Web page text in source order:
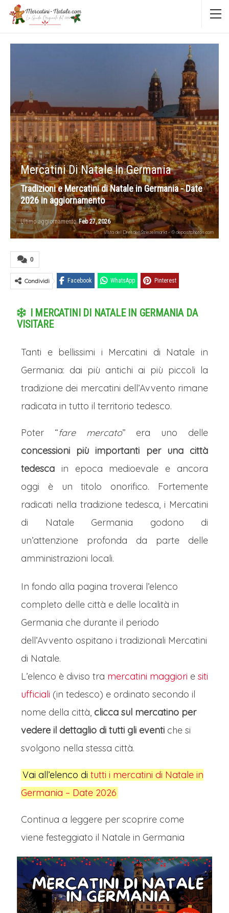
Mercatini Di Natale In Germania
Tradizioni e Mercatini di Natale in Germania - Date
2026 in aggiornamento
Ultimo aggiornamentoFeb 27, 2026
Vista del Dresden Striezelmarkt - © depositphotos.com
0
Condividi Facebook WhatsApp Pinterest
I MERCATINI DI NATALE IN GERMANIA DA
VISITARE
Tanti e bellissimi i Mercatini di Natale in
Germania: dai più antichi ai più piccoli la
tradizione dei mercatini dell’Avvento rimane
radicata in tutto il territorio tedesco.
Poter “fare mercato” era uno delle
concessioni più importanti per una città
tedesca in epoca medioevale e ancora
oggi è un titolo onorifico. Fortemente
radicati nella tradizione tedesca, i Mercatini
di Natale Germania godono di
un’attenzione profonda da parte delle
amministrazioni locali.
In fondo alla pagina troverai l’elenco
completo delle città e delle località in
Germania che durante il periodo
dell’Avvento ospitano i tradizionali Mercatini
di Natale.
L’elenco è diviso tra mercatini maggiori e siti
ufficiali (in tedesco) e ordinato secondo il
nome della città, clicca sul mercatino per
vedere il dettaglio di tutti gli eventi che si
svolgono nella stessa città.
Vai all’elenco di tutti i mercatini di Natale in
Germania – Date 2026
Continua a leggere per scoprire come
viene festeggiato il Natale in Germania